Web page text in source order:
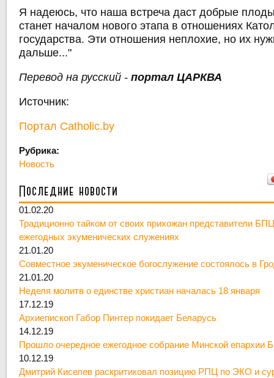
Я надеюсь, что наша встреча даст добрые
станет началом нового этапа в отношениях
государства. Эти отношения неплохие, но их
дальше..."
Перевод на русский -портал ЦАРКВА
Источник:
Портал Catholic.by
Рубрика:
Новость
Последние новости
01.02.20
Традиционно тайком от своих прихожан представители
ежегодных экуменических служениях
21.01.20
Совместное экуменическое богослужение состоялось в
21.01.20
Неделя молитв о единстве христиан началась 18 января
17.12.19
Архиепископ Габор Пинтер покидает Беларусь
14.12.19
Прошло очередное ежегодное собрание Минской епархии
10.12.19
Дмитрий Киселев раскритиковал позицию РПЦ по ЭКО и